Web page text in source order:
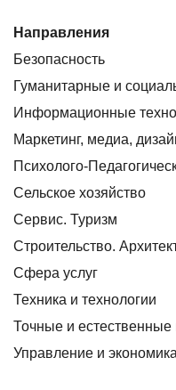
Направления
Безопасность
Гуманитарные и
Информационные
Маркетинг, медиа,
Психолого-
Сельское хозяйство
Сервис. Туризм
Строительство.
Сфера услуг
Техника и технологии
Точные и естественные
Управление и экономика